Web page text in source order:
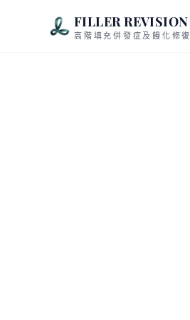
FILLER REVISION
高階填充併發症及饅化修復